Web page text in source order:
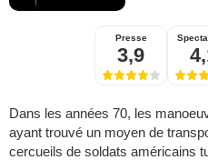
Presse
3,9
Dans les années 70, les
ayant trouvé un moyen de
cercueils de soldats américains